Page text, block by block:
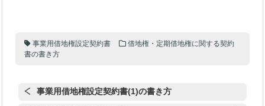
事業用借地権設定契約書
借地権・定期借地権に関する契約
書の書き方
事業用借地権設定契約書(1)の書き方